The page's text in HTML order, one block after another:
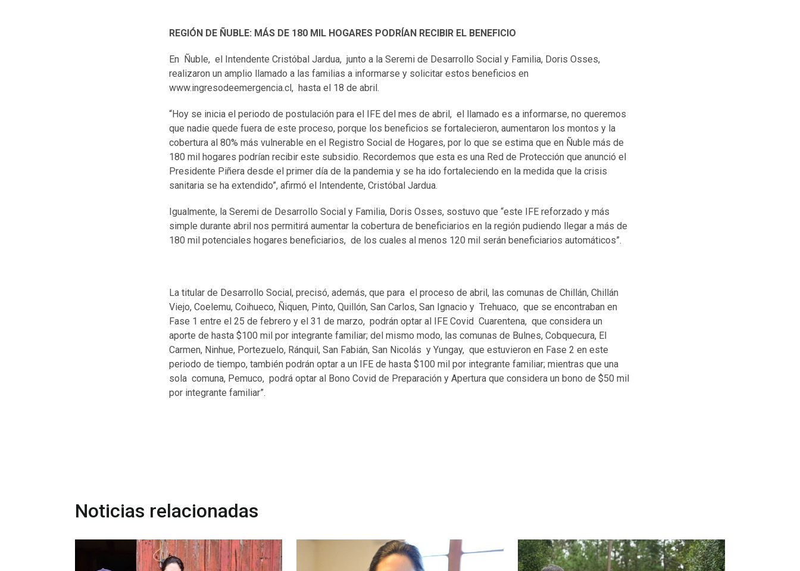
REGIÓN DE ÑUBLE: MÁS DE 180 MIL HOGARES PODRÍAN RECIBIR EL BENEFICIO
En Ñuble, el Intendente Cristóbal Jardua, junto a la Seremi de Desarrollo Social y Familia, Doris Osses,
realizaron un amplio llamado a las familias a informarse y solicitar estos beneficios en
www.ingresodeemergencia.cl, hasta el 18 de abril.
“Hoy se inicia el periodo de postulación para el IFE del mes de abril, el llamado es a informarse, no queremos
que nadie quede fuera de este proceso, porque los beneficios se fortalecieron, aumentaron los montos y la
cobertura al 80% más vulnerable en el Registro Social de Hogares, por lo que se estima que en Ñuble más de
180 mil hogares podrían recibir este subsidio. Recordemos que esta es una Red de Protección que anunció el
Presidente Piñera desde el primer día de la pandemia y se ha ido fortaleciendo en la medida que la crisis
sanitaria se ha extendido”, afirmó el Intendente, Cristóbal Jardua.
Igualmente, la Seremi de Desarrollo Social y Familia, Doris Osses, sostuvo que “este IFE reforzado y más
simple durante abril nos permitirá aumentar la cobertura de beneficiarios en la región pudiendo llegar a más de
180 mil potenciales hogares beneficiarios, de los cuales al menos 120 mil serán beneficiarios automáticos”.
La titular de Desarrollo Social, precisó, además, que para el proceso de abril, las comunas de Chillán, Chillán
Viejo, Coelemu, Coihueco, Ñiquen, Pinto, Quillón, San Carlos, San Ignacio y Trehuaco, que se encontraban en
Fase 1 entre el 25 de febrero y el 31 de marzo, podrán optar al IFE Covid Cuarentena, que considera un
aporte de hasta $100 mil por integrante familiar; del mismo modo, las comunas de Bulnes, Cobquecura, El
Carmen, Ninhue, Portezuelo, Ránquil, San Fabián, San Nicolás y Yungay, que estuvieron en Fase 2 en este
periodo de tiempo, también podrán optar a un IFE de hasta $100 mil por integrante familiar; mientras que una
sola comuna, Pemuco, podrá optar al Bono Covid de Preparación y Apertura que considera un bono de $50 mil
por integrante familiar”.
Noticias relacionadas